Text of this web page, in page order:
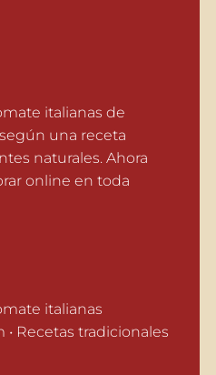
italianas de
una receta
naturales. Ahora
online en toda
italianas
Recetas tradicionales